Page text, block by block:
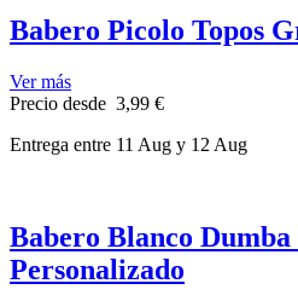
Babero Picolo Topos
Ver más
Precio desde 3,99 €
Entrega entre 11 Aug y 12 Aug
Babero Blanco Dumba
Personalizado